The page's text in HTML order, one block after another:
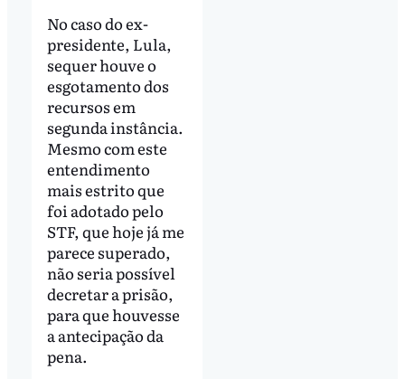
No caso do ex-
presidente, Lula,
sequer houve o
esgotamento dos
recursos em
segunda instância.
Mesmo com este
entendimento
mais estrito que
foi adotado pelo
STF, que hoje já me
parece superado,
não seria possível
decretar a prisão,
para que houvesse
a antecipação da
pena.